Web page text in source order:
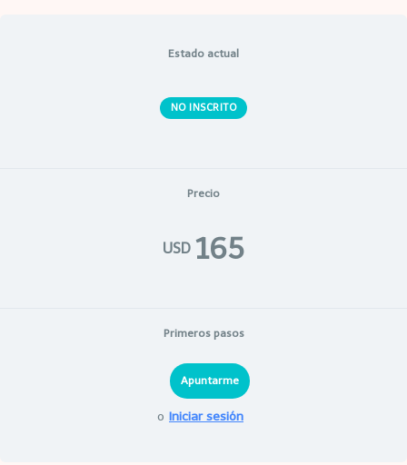
Estado actual
NO INSCRITO
Precio
USD 165
Primeros pasos
o Iniciar sesión